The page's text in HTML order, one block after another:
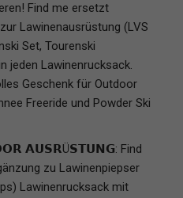
Find me ersetzt
Lawinenausrüstung (LVS
Set, Tourenski
jeden Lawinenrucksack.
Geschenk für Outdoor
Freeride und Powder Ski
𝗔𝗨𝗦𝗥Ü𝗦𝗧𝗨𝗡𝗚: Find
zu Lawinenpiepser
Lawinenrucksack mit